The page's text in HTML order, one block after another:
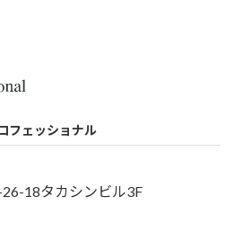
フェッショナル
18タカシンビル3F